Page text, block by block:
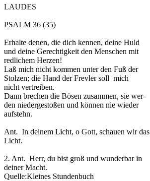
LAUDES
PSALM 36 (35)
Erhalte denen, die dich kennen, deine Huld
und deine Gerechtigkeit den Menschen mit
redlichem Herzen!
Laß mich nicht kommen unter den Fuß der
Stolzen; die Hand der Frevler soll mich
nicht vertreiben.
Dann brechen die Bösen zusammen, sie wer-
den niedergestoßen und können nie wieder
aufstehn.
Ant. In deinem Licht, o Gott, schauen wir das
Licht.
2. Ant. Herr, du bist groß und wunderbar in
deiner Macht.
Quelle:Kleines Stundenbuch